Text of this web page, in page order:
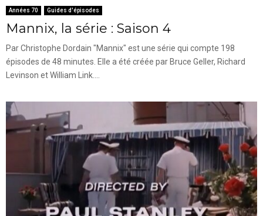
Années 70 Guides d'épisodes
Mannix, la série : Saison 4
Par Christophe Dordain "Mannix" est une série qui compte 198
épisodes de 48 minutes. Elle a été créée par Bruce Geller, Richard
Levinson et William Link....